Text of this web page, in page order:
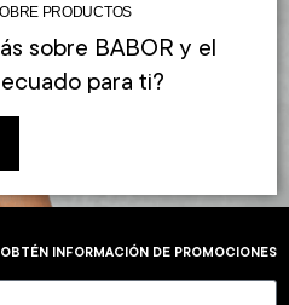
PRODUCTOS
sobre BABOR y el
para ti?
INFORMACIÓN DE PROMOCIONES